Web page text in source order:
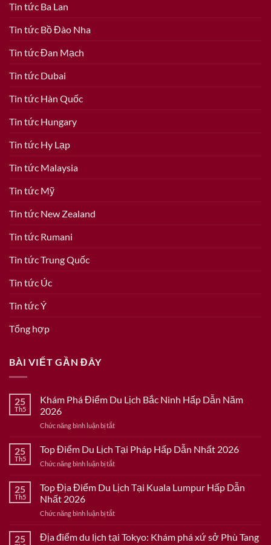
Tin tức Ba Lan
Tin tức Bồ Đào Nha
Tin tức Đan Mạch
Tin tức Dubai
Tin tức Hàn Quốc
Tin tức Hungary
Tin tức Hy Lạp
Tin tức Malaysia
Tin tức Mỹ
Tin tức New Zealand
Tin tức Rumani
Tin tức Trung Quốc
Tin tức Úc
Tin tức Ý
Tổng hợp
BÀI VIẾT GẦN ĐÂY
25
Th5
Khám Phá Điểm Du Lịch Bắc Ninh Hấp Dẫn Năm
2026
Chức năng bình luận bị tắtở
Phá
Điểm
Du
Bắc
Dẫn
2026
25
Th5
Top Điểm Du Lịch Tại Pháp Hấp Dẫn Nhất 2026
Chức năng bình luận bị tắtở
Điểm
Du
Tại
Hấp
25
Th5
Top Địa Điểm Du Lịch Tại Kuala Lumpur Hấp Dẫn
Nhất 2026
Chức năng bình luận bị tắtở
Địa
25
Địa điểm du lịch tại Tokyo: Khám phá xứ sở Phù Tang